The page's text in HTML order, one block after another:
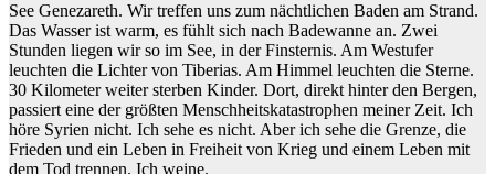
See Genezareth. Wir treffen uns zum nächtlichen Baden am Strand.
Das Wasser ist warm, es fühlt sich nach Badewanne an. Zwei
Stunden liegen wir so im See, in der Finsternis. Am Westufer
leuchten die Lichter von Tiberias. Am Himmel leuchten die Sterne.
30 Kilometer weiter sterben Kinder. Dort, direkt hinter den Bergen,
passiert eine der größten Menschheitskatastrophen meiner Zeit. Ich
höre Syrien nicht. Ich sehe es nicht. Aber ich sehe die Grenze, die
Frieden und ein Leben in Freiheit von Krieg und einem Leben mit
dem Tod trennen. Ich weine.